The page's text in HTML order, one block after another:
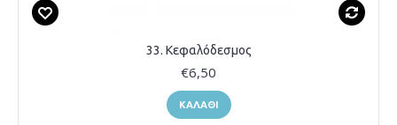
33. Κεφαλόδεσμος
€6,50
ΚΑΛΆΘΙ